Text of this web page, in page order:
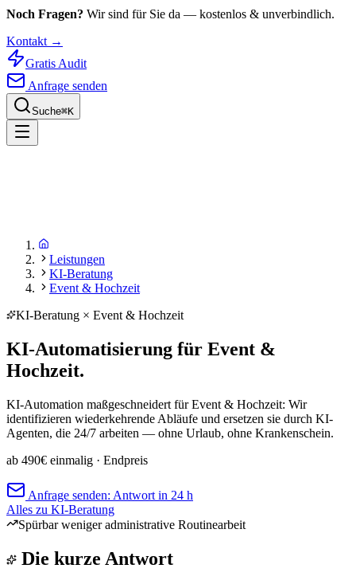
Noch Fragen? Wir sind für Sie da — kostenlos & unverbindlich.
Kontakt →
Gratis Audit
Anfrage senden
Suche⌘K
Leistungen
KI-Beratung
Event & Hochzeit
KI-Beratung × Event & Hochzeit
KI-Automatisierung für Event &
Hochzeit.
KI-Automation maßgeschneidert für Event & Hochzeit: Wir
identifizieren wiederkehrende Abläufe und ersetzen sie durch KI-
Agenten, die 24/7 arbeiten — ohne Urlaub, ohne Krankenschein.
ab 490€ einmalig · Endpreis
Anfrage senden: Antwort in 24 h
Alles zu KI-Beratung
Spürbar weniger administrative Routinearbeit
Die kurze Antwort